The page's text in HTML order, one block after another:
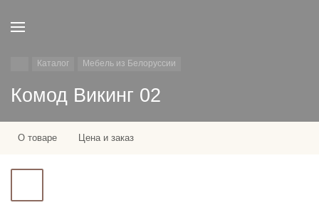
Каталог Мебель из Белоруссии
Комод Викинг 02
О товаре Цена и заказ